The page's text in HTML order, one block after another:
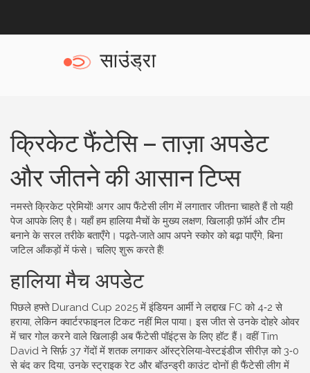
क्रिकेट फैंटेसि – ताज़ा अपडेट
और जीतने की आसान टिप्स
नमस्ते क्रिकेट प्रेमियों! अगर आप फैंटेसी लीग में लगातार जीतना चाहते हैं तो यही
पेज आपके लिए है। यहाँ हम हालिया मैचों के मुख्य लक्षण, खिलाड़ी फ़ॉर्म और टीम
बनाने के सरल तरीके बताएँगे। पढ़ते‑जाते आप अपने स्कोर को बढ़ा पाएँगे, बिना
जटिल आँकड़ों में फंसे। चलिए शुरू करते हैं!
हालिया मैच अपडेट
पिछले हफ्ते Durand Cup 2025 में इंडियन आर्मी ने लद्दाख FC को 4‑2 से
हराया, लेकिन क्वार्टरफाइनल टिकट नहीं मिल पाया। इस जीत से उनके दोहरे ओवर
में चार गोल करने वाले खिलाड़ी अब फैंटेसी पॉइंट्स के लिए हॉट हैं। वहीं Tim
David ने सिर्फ़ 37 गेंदों में शतक लगाकर ऑस्ट्रेलिया‑वेस्टइंडीज सीरीज़ को 3‑0
से बंद कर दिया, उनके स्ट्राइक रेट और बॉउन्ड्री काउंट दोनों ही फैंटेसी लीग में